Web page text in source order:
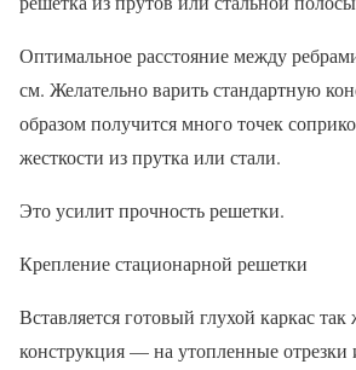
Оптимальное расстояние между
см. Желательно варить стандартную
образом получится много точек
жесткости из прутка или стали.
Это усилит прочность решетки.
Крепление стационарной решетки
Вставляется готовый глухой каркас
конструкция — на утопленные отрезки